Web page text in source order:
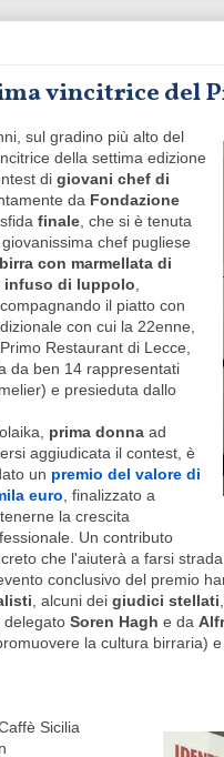
vincitrice del
sul gradino più alto del
della settima edizione
di giovani chef di
da Fondazione
finale, che si è tenuta
chef pugliese
con marmellata di
infuso di luppolo,
il piatto con
con cui la 22enne,
Restaurant di Lecce,
da ben 14 rappresentati
e presieduta dallo
prima donna ad
aggiudicata il contest, è
un premio del valore di
euro, finalizzato a
la crescita
Un contributo
che l'aiuterà a farsi
conclusivo del premio
, alcuni dei giudici stellati
delegato Soren Hagh e da
la cultura birraria) e
Sicilia